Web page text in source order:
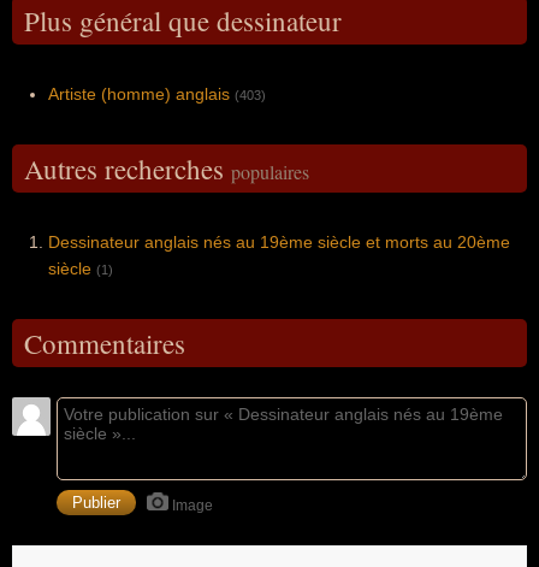
Plus général que dessinateur
Artiste (homme) anglais (403)
Autres recherches populaires
Dessinateur anglais nés au 19ème siècle et morts au 20ème
siècle (1)
Commentaires
Image